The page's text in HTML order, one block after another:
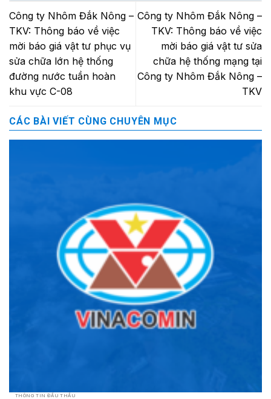
Công ty Nhôm Đắk Nông –
TKV: Thông báo về việc
mời báo giá vật tư phục vụ
sửa chữa lớn hệ thống
đường nước tuần hoàn
khu vực C-08
Công ty Nhôm Đắk Nông –
TKV: Thông báo về việc
mời báo giá vật tư sửa
chữa hệ thống mạng tại
Công ty Nhôm Đắk Nông –
TKV
CÁC BÀI VIẾT CÙNG CHUYÊN MỤC
THÔNG TIN ĐẤU THẦU